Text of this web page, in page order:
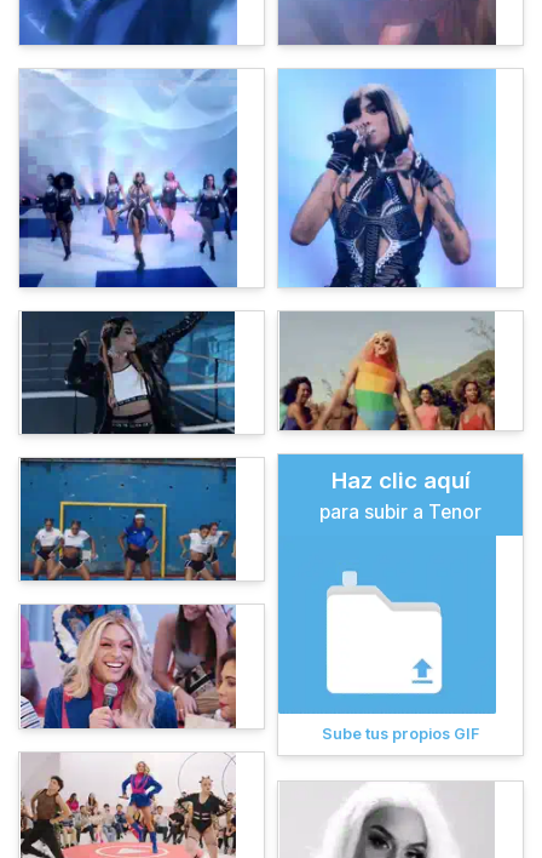
Haz clic aquí
para subir a Tenor
Sube tus propios GIF